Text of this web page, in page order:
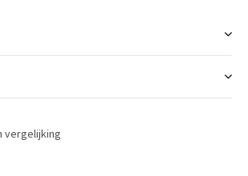
vergelijking